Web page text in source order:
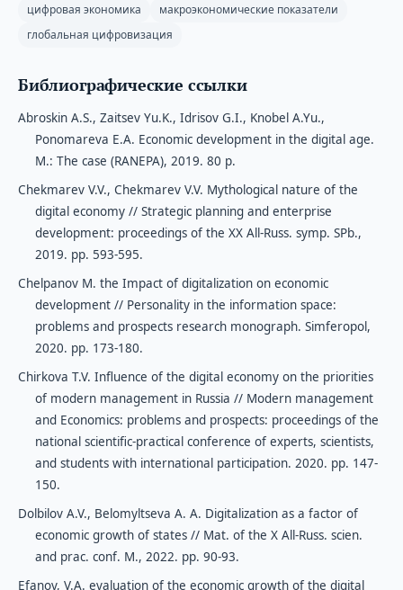
цифровая экономика
макроэкономические показатели
глобальная цифровизация
Библиографические ссылки
Abroskin A.S., Zaitsev Yu.K., Idrisov G.I., Knobel A.Yu.,
Ponomareva E.A. Economic development in the digital age.
M.: The case (RANEPA), 2019. 80 p.
Chekmarev V.V., Chekmarev V.V. Mythological nature of the
digital economy // Strategic planning and enterprise
development: proceedings of the XX All-Russ. symp. SPb.,
2019. pp. 593-595.
Chelpanov M. the Impact of digitalization on economic
development // Personality in the information space:
problems and prospects research monograph. Simferopol,
2020. pp. 173-180.
Chirkova T.V. Influence of the digital economy on the priorities
of modern management in Russia // Modern management
and Economics: problems and prospects: proceedings of the
national scientific-practical conference of experts, scientists,
and students with international participation. 2020. pp. 147-
150.
Dolbilov A.V., Belomyltseva A. A. Digitalization as a factor of
economic growth of states // Mat. of the X All-Russ. scien.
and prac. conf. M., 2022. pp. 90-93.
Efanov, V.A. evaluation of the economic growth of the digital